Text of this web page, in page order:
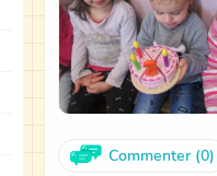
Commenter (0)